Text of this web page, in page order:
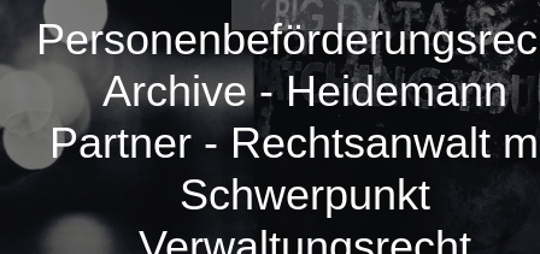
Archive - Heidemann
Partner - Rechtsanwalt
Schwerpunkt